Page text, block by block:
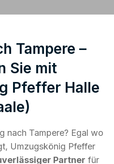
Tampere –
Sie mit
Pfeffer Halle
nach Tampere? Egal wo
Umzugskönig Pfeffer
Partner für